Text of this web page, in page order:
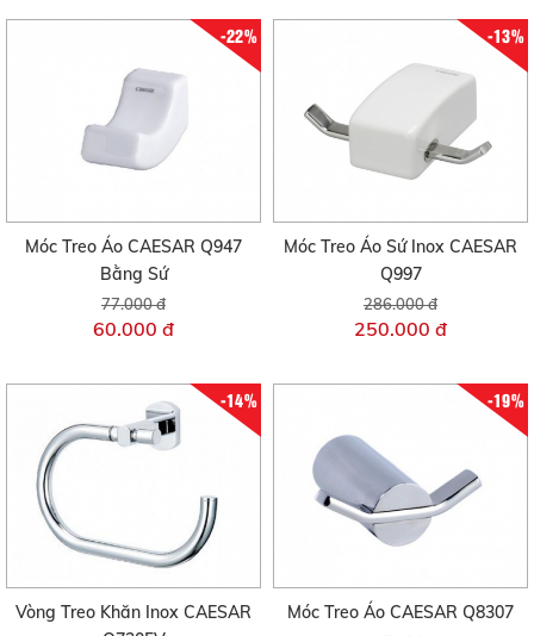
-22%
Móc Treo Áo CAESAR Q947
Bằng Sứ
77.000 đ
60.000 đ
-13%
Móc Treo Áo Sứ Inox CAESAR
Q997
286.000 đ
250.000 đ
-14%
Vòng Treo Khăn Inox CAESAR
-19%
Móc Treo Áo CAESAR Q8307